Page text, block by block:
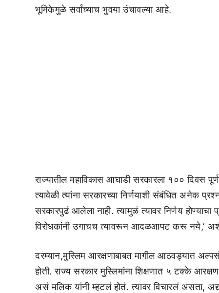
भूमिकेमुळे सर्वांच्याच भुवया उंचावल्या आहे.
राज्यातील महाविकास आघाडी सरकारला १०० दिवस
त्यावेळी त्यांना सरकारच्या निर्णयाशी संबंधित अनेक
सरकारपुढं आलेला नाही. त्यामुळं त्यावर निर्णय होण्याचा
विरोधकांनी उगाचच त्यावरून आदळआपट करू नये,’
दरम्यान,मुस्लिम आरक्षणाबाबत मागील आठवड्यात
होती. राज्य सरकार मुस्लिमांना शिक्षणात ५ टक्के
असं मलिक यांनी म्हटलं होतं. त्यावर विचारलं असता,